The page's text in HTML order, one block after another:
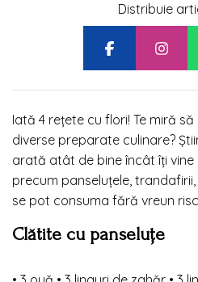
Distribuie
Iată 4 rețete cu flori! Te miră
diverse preparate culinare?
arată atât de bine încât îți vine
precum panseluțele,
se pot consuma fără vreun
Clătite cu panseluțe